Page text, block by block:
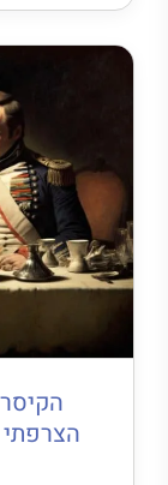
הצרפתי